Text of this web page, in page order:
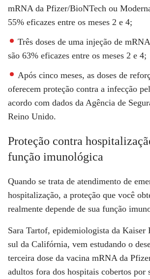
mRNA da Pfizer/BioNTech ou
55% eficazes entre os meses 2 e 4;
Três doses de uma injeção de
são 63% eficazes entre os meses 2 e 4;
Após cinco meses, as doses de
oferecem proteção contra a infecção
acordo com dados da Agência de
Reino Unido.
Proteção contra
função imunológica
Quando se trata de atendimento de
hospitalização, a proteção que você
realmente depende de sua função
Sara Tartof, epidemiologista da Kaiser
sul da Califórnia, vem estudando o
terceira dose da vacina mRNA da
adultos fora dos hospitais cobertos por